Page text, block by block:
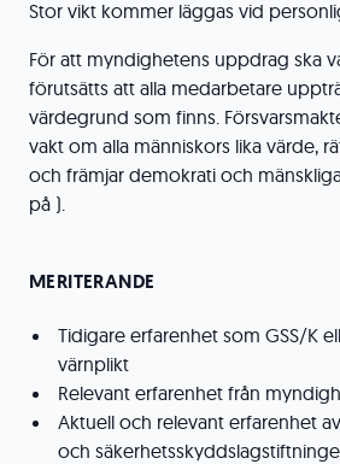
Stor vikt kommer läggas vid
För att myndighetens uppdrag ska
förutsätts att alla medarbetare
värdegrund som finns.
vakt om alla människors lika värde,
och främjar demokrati och
på ).
MERITERANDE
Tidigare erfarenhet som GSS/K
värnplikt
Relevant erfarenhet från
Aktuell och relevant erfarenhet
och